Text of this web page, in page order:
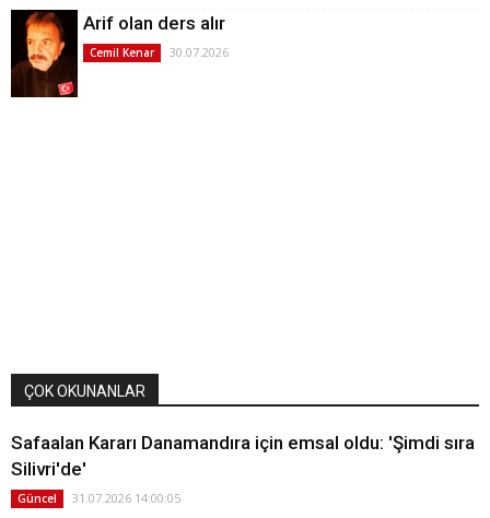
Arif olan ders alır
Cemil Kenar 30.07.2026
ÇOK OKUNANLAR
Safaalan Kararı Danamandıra için emsal oldu: 'Şimdi sıra
Silivri'de'
Güncel 31.07.2026 14:00:05